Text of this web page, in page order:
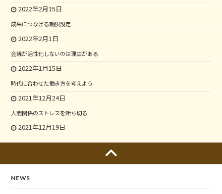
2022年2月15日
成果につなげる期限設定
2022年2月1日
会議が活性化しないのは理由がある
2022年1月15日
時代に合わせた働き方を考えよう
2021年12月24日
人間関係のストレスを断ち切る
2021年12月19日
NEWS